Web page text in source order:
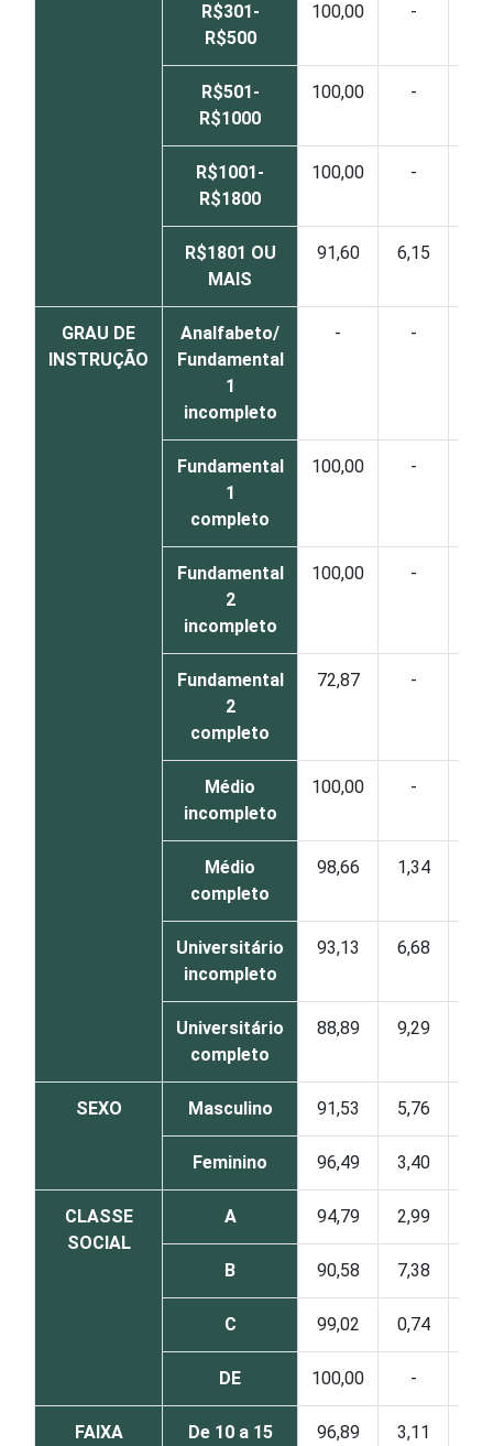
R$301-
R$500
100,00 -
R$501-
R$1000
100,00 -
R$1001-
R$1800
100,00 -
R$1801 OU
MAIS
91,60 6,15
GRAU DE
INSTRUÇÃO
Analfabeto/
Fundamental
1
incompleto
- -
Fundamental
1
completo
100,00 -
Fundamental
2
incompleto
100,00 -
Fundamental
2
completo
72,87 -
Médio
incompleto
100,00 -
Médio
completo
98,66 1,34
Universitário
incompleto
93,13 6,68
Universitário
completo
88,89 9,29
SEXO Masculino 91,53 5,76
Feminino 96,49 3,40
CLASSE
SOCIAL
A 94,79 2,99
B 90,58 7,38
C 99,02 0,74
DE 100,00 -
FAIXA
De 10 a 15
96,89 3,11